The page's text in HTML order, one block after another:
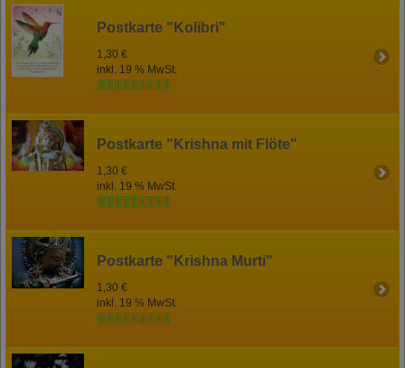
Postkarte "Kolibri"
1,30 €
inkl. 19 % MwSt.
Postkarte "Krishna mit Flöte"
1,30 €
inkl. 19 % MwSt.
Postkarte "Krishna Murti"
1,30 €
inkl. 19 % MwSt.